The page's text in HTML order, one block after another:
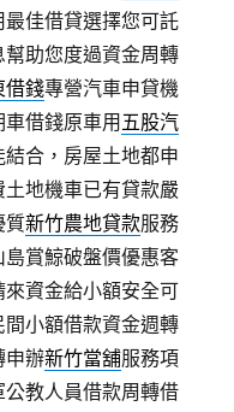
佳借貸選擇您可託
幫助您度過資金周轉
借錢專營汽車申貸機
借錢原車用 五股汽
合，房屋土地都申
土地機車已有貸款嚴
質新竹農地貸款服務
賞鯨破盤價優惠客
資金給小額安全可
間小額借款資金週轉
申辦新竹當舖服務項
教人員借款周轉借